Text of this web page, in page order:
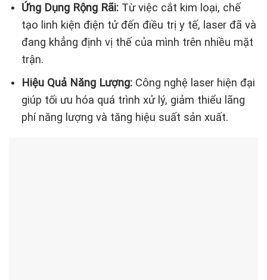
Ứng Dụng Rộng Rãi:Từ việc cắt kim loại, chế
tạo linh kiện điện tử đến điều trị y tế, laser đã và
đang khẳng định vị thế của mình trên nhiều mặt
trận.
Hiệu Quả Năng Lượng:Công nghệ laser hiện đại
giúp tối ưu hóa quá trình xử lý, giảm thiểu lãng
phí năng lượng và tăng hiệu suất sản xuất.